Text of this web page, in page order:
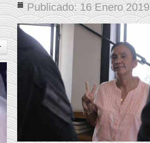
Publicado: 16 Enero 2019